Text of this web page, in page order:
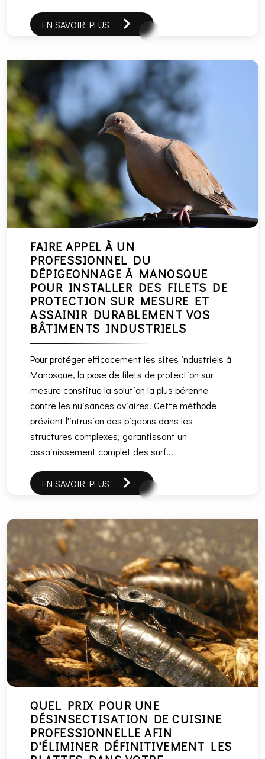
EN SAVOIR PLUS
FAIRE APPEL À UN
PROFESSIONNEL DU
DÉPIGEONNAGE À MANOSQUE
POUR INSTALLER DES FILETS DE
PROTECTION SUR MESURE ET
ASSAINIR DURABLEMENT VOS
BÂTIMENTS INDUSTRIELS
Pour protéger efficacement les sites industriels à
Manosque, la pose de filets de protection sur
mesure constitue la solution la plus pérenne
contre les nuisances aviaires. Cette méthode
prévient l'intrusion des pigeons dans les
structures complexes, garantissant un
assainissement complet des surf...
EN SAVOIR PLUS
QUEL PRIX POUR UNE
DÉSINSECTISATION DE CUISINE
PROFESSIONNELLE AFIN
D'ÉLIMINER DÉFINITIVEMENT LES